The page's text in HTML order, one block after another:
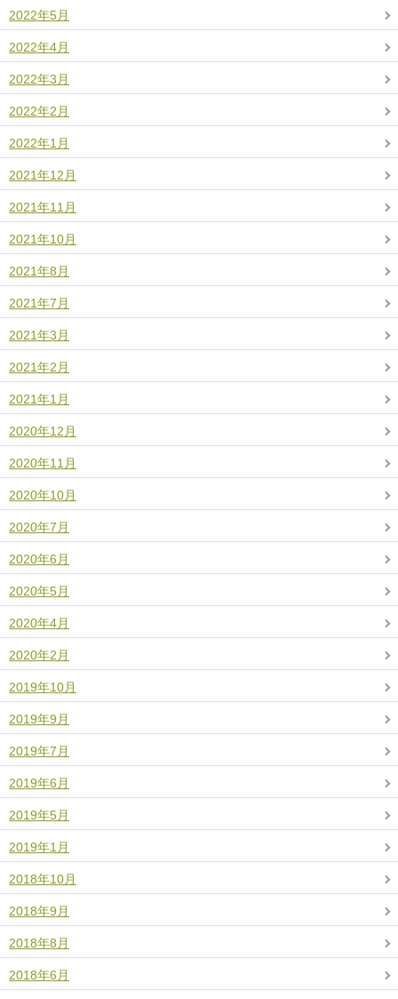
2022年5月
2022年4月
2022年3月
2022年2月
2022年1月
2021年12月
2021年11月
2021年10月
2021年8月
2021年7月
2021年3月
2021年2月
2021年1月
2020年12月
2020年11月
2020年10月
2020年7月
2020年6月
2020年5月
2020年4月
2020年2月
2019年10月
2019年9月
2019年7月
2019年6月
2019年5月
2019年1月
2018年10月
2018年9月
2018年8月
2018年6月